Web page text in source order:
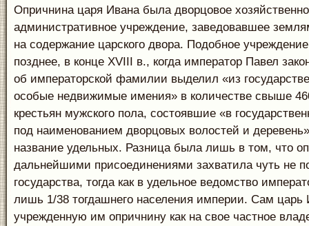
Опричнина царя Ивана была дворцовое
административное учреждение, заведовавшее
на содержание царского двора. Подобное
позднее, в конце XVIII в., когда император Павел
об императорской фамилии выделил «из
особые недвижимые имения» в количестве свыше
крестьян мужского пола, состоявшие «в
под наименованием дворцовых волостей и
название удельных. Разница была лишь в том, что
дальнейшими присоединениями захватила чуть не
государства, тогда как в удельное ведомство
лишь 1/38 тогдашнего населения империи. Сам царь
учрежденную им опричнину как на свое частное